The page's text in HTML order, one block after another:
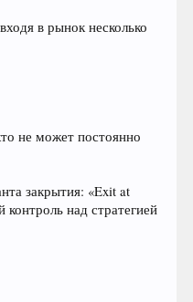
в рынок несколько
не может постоянно
закрытия: «Exit at
над стратегией